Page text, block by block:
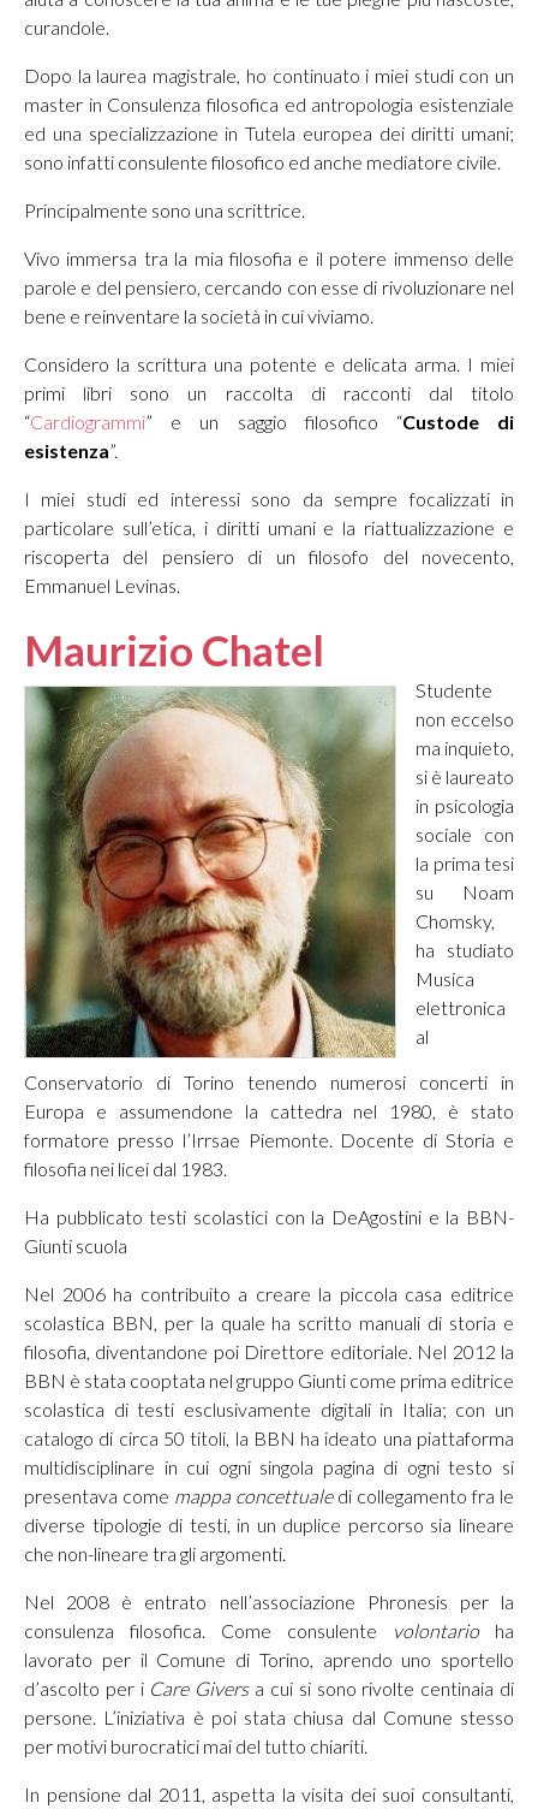
curandole.
Dopo la laurea magistrale, ho continuato i miei studi con un
master in Consulenza filosofica ed antropologia esistenziale
ed una specializzazione in Tutela europea dei diritti umani;
sono infatti consulente filosofico ed anche mediatore civile.
Principalmente sono una scrittrice.
Vivo immersa tra la mia filosofia e il potere immenso delle
parole e del pensiero, cercando con esse di rivoluzionare nel
bene e reinventare la società in cui viviamo.
Considero la scrittura una potente e delicata arma. I miei
primi libri sono un raccolta di racconti dal titolo
“Cardiogrammi” e un saggio filosofico “Custode di
esistenza”.
I miei studi ed interessi sono da sempre focalizzati in
particolare sull’etica, i diritti umani e la riattualizzazione e
riscoperta del pensiero di un filosofo del novecento,
Emmanuel Levinas.
Maurizio Chatel
Studente
non eccelso
ma inquieto,
si è laureato
in psicologia
sociale con
la prima tesi
su Noam
Chomsky,
ha studiato
Musica
elettronica
al
Conservatorio di Torino tenendo numerosi concerti in
Europa e assumendone la cattedra nel 1980, è stato
formatore presso l’Irrsae Piemonte. Docente di Storia e
filosofia nei licei dal 1983.
Ha pubblicato testi scolastici con la DeAgostini e la BBN-
Giunti scuola
Nel 2006 ha contribuito a creare la piccola casa editrice
scolastica BBN, per la quale ha scritto manuali di storia e
filosofia, diventandone poi Direttore editoriale. Nel 2012 la
BBN è stata cooptata nel gruppo Giunti come prima editrice
scolastica di testi esclusivamente digitali in Italia; con un
catalogo di circa 50 titoli, la BBN ha ideato una piattaforma
multidisciplinare in cui ogni singola pagina di ogni testo si
presentava come mappa concettualedi collegamento fra le
diverse tipologie di testi, in un duplice percorso sia lineare
che non-lineare tra gli argomenti.
Nel 2008 è entrato nell’associazione Phronesis per la
consulenza filosofica. Come consulente
volontario ha
lavorato per il Comune di Torino, aprendo uno sportello
d’ascolto per i Care Giversa cui si sono rivolte centinaia di
persone. L’iniziativa è poi stata chiusa dal Comune stesso
per motivi burocratici mai del tutto chiariti.
In pensione dal 2011, aspetta la visita dei suoi consultanti,